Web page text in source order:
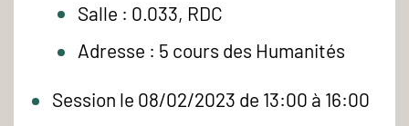
Salle : 0.033, RDC
Adresse : 5 cours des Humanités
Session le 08/02/2023 de 13:00 à 16:00